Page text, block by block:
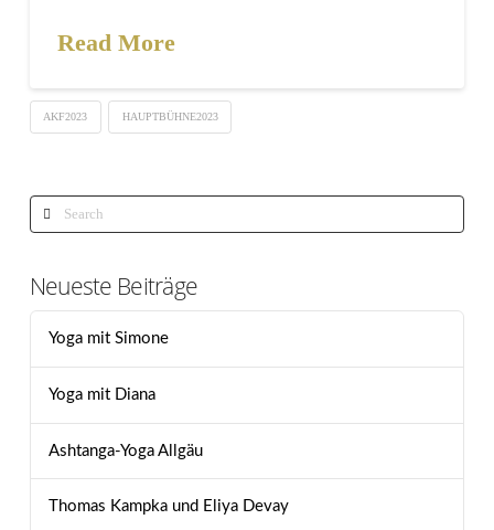
Read More
AKF2023 HAUPTBÜHNE2023
Search
Neueste Beiträge
Yoga mit Simone
Yoga mit Diana
Ashtanga-Yoga Allgäu
Thomas Kampka und Eliya Devay